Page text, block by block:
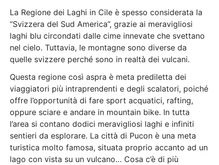
La Regione dei Laghi in Cile è spesso considerata la
“Svizzera del Sud America”, grazie ai meravigliosi
laghi blu circondati dalle cime innevate che svettano
nel cielo. Tuttavia, le montagne sono diverse da
quelle svizzere perché sono in realtà dei vulcani.
Questa regione così aspra è meta prediletta dei
viaggiatori più intraprendenti e degli scalatori, poiché
offre l’opportunità di fare sport acquatici, rafting,
oppure sciare e andare in mountain bike. In tutta
l’area si contano dodici meravigliosi laghi e infiniti
sentieri da esplorare. La città di Pucon è una meta
turistica molto famosa, situata proprio accanto ad un
lago con vista su un vulcano… Cosa c’è di più